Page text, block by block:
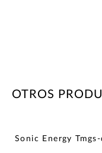
OTROS
Sonic Energy Tmgs-